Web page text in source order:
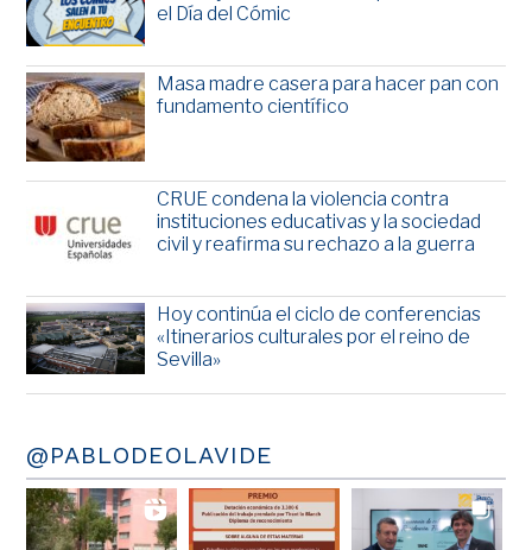
el Día del Cómic
Masa madre casera para hacer pan con
fundamento científico
CRUE condena la violencia contra
instituciones educativas y la sociedad
civil y reafirma su rechazo a la guerra
Hoy continúa el ciclo de conferencias
«Itinerarios culturales por el reino de
Sevilla»
@PABLODEOLAVIDE